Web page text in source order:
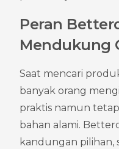
Peran
Mendukung
Saat mencari
banyak orang
praktis namun
bahan alami.
kandungan pilihan,